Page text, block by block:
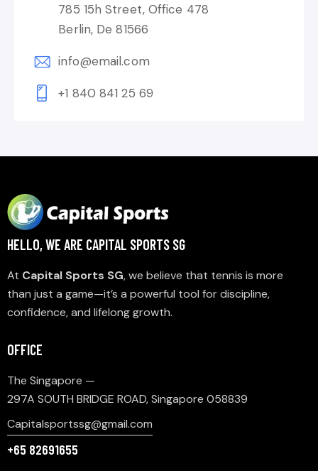
785 15h Street, Office 478
Berlin, De 81566
info@email.com
+1 840 841 25 69
HELLO, WE ARE CAPITAL SPORTS SG
At Capital Sports SG, we believe that tennis is more
than just a game—it’s a powerful tool for discipline,
confidence, and lifelong growth.
OFFICE
The Singapore —
297A SOUTH BRIDGE ROAD, Singapore 058839
Capitalsportssg@gmail.com
+65 82691655